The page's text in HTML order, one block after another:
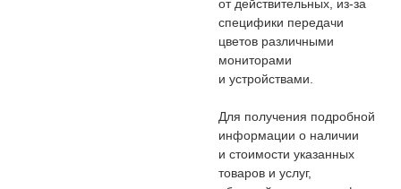
от действительных, из-за
специфики передачи
цветов различными
мониторами
и устройствами.
Для получения подробной
информации о наличии
и стоимости указанных
товаров и услуг,